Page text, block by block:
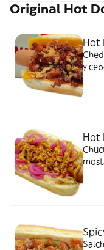
Original Hot
Hot
y
Hot